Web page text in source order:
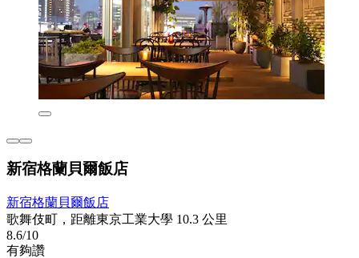
新宿格蘭貝爾飯店
新宿格蘭貝爾飯店
歌舞伎町，距離東京工業大學 10.3 公里
8.6/10
有夠讚